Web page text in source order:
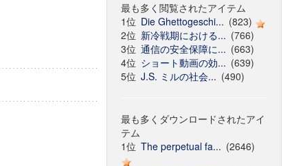
最も多く閲覧されたアイテム
1位 Die Ghettogeschi... (823)
2位 新冷戦期における... (766)
3位 通信の安全保障に... (663)
4位 ショート動画の効... (639)
5位 J.S. ミルの社会... (490)
最も多くダウンロードされたアイ
テム
1位 The perpetual fa... (2646)